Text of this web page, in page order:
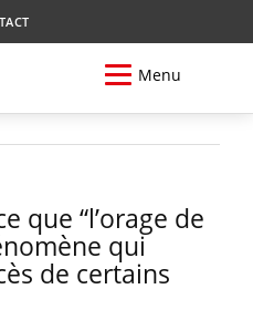
Menu
que “l’orage de
qui
de certains